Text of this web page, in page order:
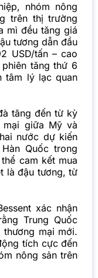
nhóm nông
trên thị trường
mì đều tăng giá
tương dẫn đầu
USD/tấn – cao
tăng thứ 6
tâm lý lạc quan
tăng đến từ kỳ
mại giữa Mỹ và
nước dự kiến
Quốc trong
cam kết mua
là đậu tương, từ
xác nhận
Trung Quốc
mại mới.
tích cực đến
nông sản trên